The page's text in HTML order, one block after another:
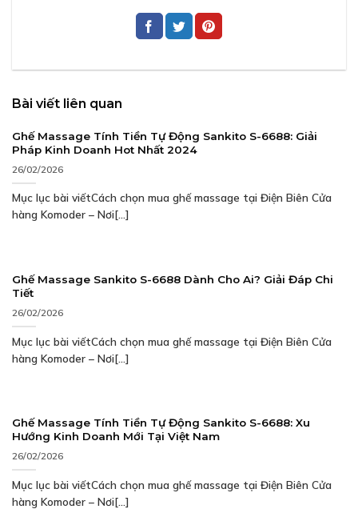
Bài viết liên quan
Ghế Massage Tính Tiền Tự Động Sankito S-6688: Giải
Pháp Kinh Doanh Hot Nhất 2024
26/02/2026
Mục lục bài viếtCách chọn mua ghế massage tại Điện Biên Cửa
hàng Komoder – Nơi[...]
Ghế Massage Sankito S-6688 Dành Cho Ai? Giải Đáp Chi
Tiết
26/02/2026
Mục lục bài viếtCách chọn mua ghế massage tại Điện Biên Cửa
hàng Komoder – Nơi[...]
Ghế Massage Tính Tiền Tự Động Sankito S-6688: Xu
Hướng Kinh Doanh Mới Tại Việt Nam
26/02/2026
Mục lục bài viếtCách chọn mua ghế massage tại Điện Biên Cửa
hàng Komoder – Nơi[...]